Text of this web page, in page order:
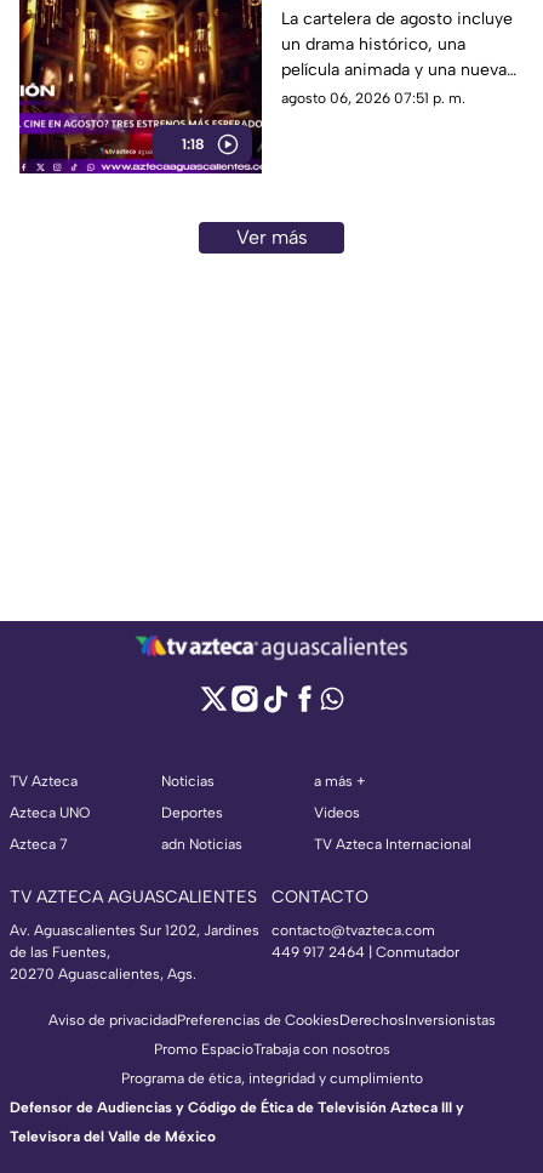
1:18
agosto
La cartelera de agosto incluye
un drama histórico, una
película animada y una nueva
entrega de terror para distintos
agosto 06, 2026 07:51 p. m.
Ver más
TV Azteca
Azteca UNO
Azteca 7
Noticias
Deportes
adn Noticias
a más +
Videos
TV Azteca Internacional
TV AZTECA AGUASCALIENTES
Av. Aguascalientes Sur 1202, Jardines
de las Fuentes,
20270 Aguascalientes, Ags.
CONTACTO
contacto@tvazteca.com
449 917 2464 | Conmutador
Aviso de privacidadPreferencias de CookiesDerechosInversionistas
Promo EspacioTrabaja con nosotros
Programa de ética, integridad y cumplimiento
Defensor de Audiencias y Código de Ética de Televisión Azteca III y
Televisora del Valle de México